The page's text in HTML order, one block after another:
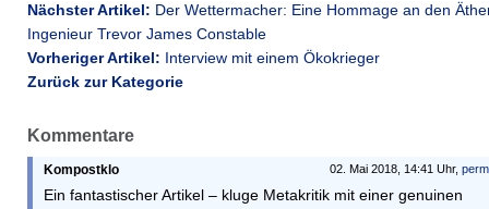
Nächster Artikel: Der Wettermacher: Eine Hommage an den
Ingenieur Trevor James Constable
Vorheriger Artikel: Interview mit einem Ökokrieger
Zurück zur Kategorie
Kommentare
02. Mai 2018, 14:41 Uhr,
Kompostklo
Ein fantastischer Artikel – kluge Metakritik mit einer genuinen